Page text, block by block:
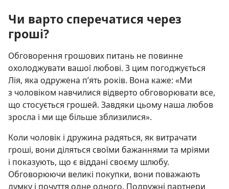
Чи варто сперечатися через
гроші?
Обговорення грошових питань не повинне
охолоджувати вашої любові. З цим погоджується
Лія, яка одружена п’ять років. Вона каже: «Ми
з чоловіком навчилися відверто обговорювати все,
що стосується грошей. Завдяки цьому наша любов
зросла і ми ще більше зблизилися».
Коли чоловік і дружина радяться, як витрачати
гроші, вони діляться своїми бажаннями та мріями
і показують, що є віддані своєму шлюбу.
Обговорюючи великі покупки, вони поважають
думку і почуття одне одного. Подружні партнери